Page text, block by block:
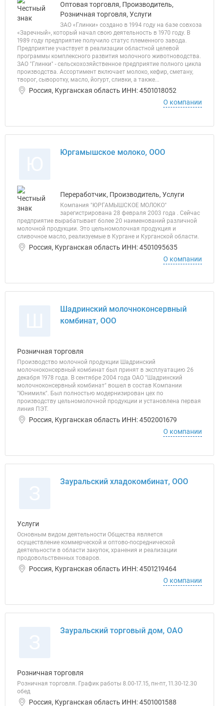
Оптовая торговля, Производитель,
Розничная торговля, Услуги
ЗАО «Глинки» создано в 1994 году на базе совхоза
«Заречный», который начал свою деятельность в 1970 году. В
1989 году предприятие получило статус племенного завода.
Предприятие участвует в реализации областной целевой
программы комплексного развития молочного животноводства.
ЗАО "Глинки" - сельскохозяйственное предприятие полного цикла
производства. Ассортимент включает молоко, кефир, сметану,
творог, сыворотку, масло, йогурт, сливки, а также...
Россия, Курганская область ИНН: 4501018052
О компании
Юргамышское молоко, ООО
Переработчик, Производитель, Услуги
Компания "ЮРГАМЫШСКОЕ МОЛОКО"
зарегистрирована 28 февраля 2003 года . Сейчас
предприятие вырабатывает более 20 наименований различной
молочной продукции. Это цельномолочная продукция и
сливочное масло, реализуемые в Кургане и Курганской области.
Россия, Курганская область ИНН: 4501095635
О компании
Шадринский молочноконсервный
комбинат, ООО
Розничная торговля
Производство молочной продукции Шадринский
молочноконсервный комбинат был принят в эксплуатацию 26
декабря 1978 года. В сентябре 2004 года ОАО "Шадринский
молочноконсервный комбинат" вошел в состав Компании
"Юнимилк". Был полностью модернизирован цех по
производству цельномолочной продукции и установлена первая
линия ПЭТ.
Россия, Курганская область ИНН: 4502001679
О компании
Зауральский хладокомбинат, ООО
Услуги
Основным видом деятельности Общества является
осуществление коммерческой и оптово-посреднической
деятельности в области закупок, хранения и реализации
продовольственных товаров.
Россия, Курганская область ИНН: 4501219464
О компании
Зауральский торговый дом, ОАО
Розничная торговля
Розничная торговля. График работы 8.00-17.15, пн-пт, 11.30-12.30
обед
Россия, Курганская область ИНН: 4501001588